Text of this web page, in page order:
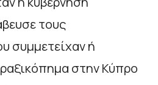
τους
συμμετείχαν ή
στην Κύπρο